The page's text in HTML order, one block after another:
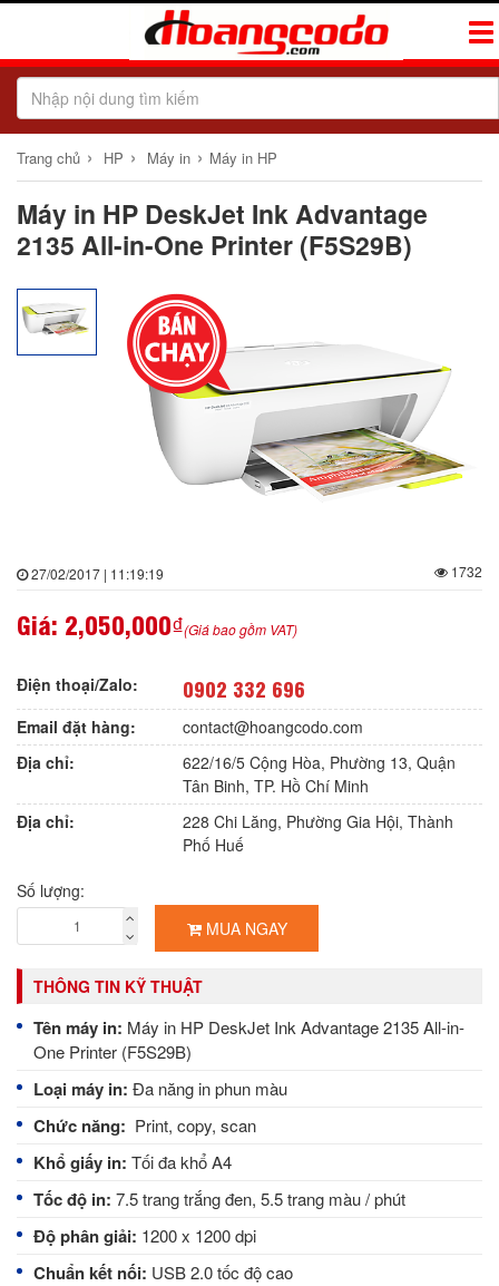
Trang chủ › HP › Máy in › Máy in HP
Máy in HP DeskJet Ink Advantage
2135 All-in-One Printer (F5S29B)
27/02/2017 | 11:19:19 1732
Giá: 2,050,000₫(Giá bao gồm VAT)
Điện thoại/Zalo: 0902 332 696
Email đặt hàng:
contact@hoangcodo.com
Địa chỉ:
622/16/5 Cộng Hòa, Phường 13, Quận
Tân Binh, TP. Hồ Chí Minh
Địa chỉ:
228 Chi Lăng, Phường Gia Hội, Thành
Phố Huế
Số lượng:
MUA NGAY
THÔNG TIN KỸ THUẬT
Tên máy in: Máy in HP DeskJet Ink Advantage 2135 All-in-
One Printer (F5S29B)
Loại máy in: Đa năng in phun màu
Chức năng: Print, copy, scan
Khổ giấy in: Tối đa khổ A4
Tốc độ in: 7.5 trang trắng đen, 5.5 trang màu / phút
Độ phân giải: 1200 x 1200 dpi
Chuẩn kết nối: USB 2.0 tốc độ cao